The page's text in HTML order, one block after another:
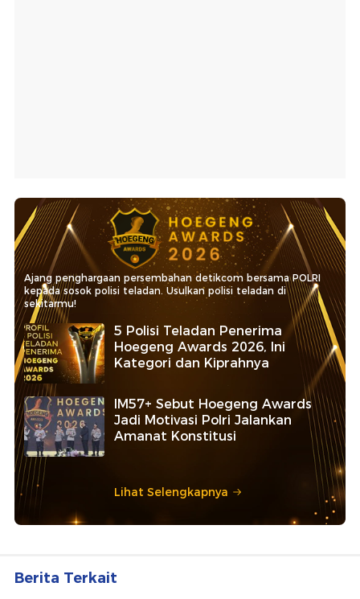
Ajang penghargaan persembahan detikcom bersama POLRI
kepada sosok polisi teladan. Usulkan polisi teladan di
sekitarmu!
5 Polisi Teladan Penerima
Hoegeng Awards 2026, Ini
Kategori dan Kiprahnya
IM57+ Sebut Hoegeng Awards
Jadi Motivasi Polri Jalankan
Amanat Konstitusi
Lihat Selengkapnya
Berita Terkait